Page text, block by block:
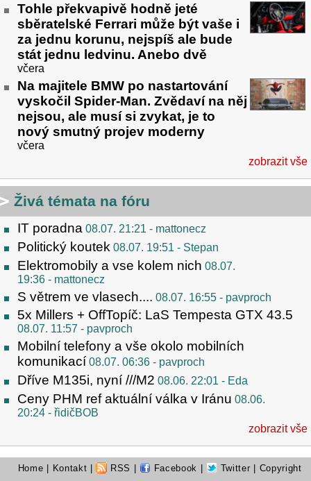
Tohle překvapivě hodně jeté
sběratelské Ferrari může být vaše i
za jednu korunu, nejspíš ale bude
stát jednu ledvinu. Anebo dvě
včera
Na majitele BMW po nastartování
vyskočil Spider-Man. Zvědaví na něj
nejsou, ale musí si zvykat, je to
nový smutný projev moderny
včera
zobrazit vše
Živá témata na fóru
IT poradna 08.07. 21:21 - mattonecz
Politický koutek 08.07. 19:51 - Stepan
Elektromobily a vse kolem nich 08.07.
19:36 - mattonecz
S větrem ve vlasech.... 08.07. 16:55 - pavproch
5x Millers + OffTopíč: LaS Tempesta GTX 43.5
08.07. 11:57 - pavproch
Mobilní telefony a vše okolo mobilních
komunikací 08.07. 06:36 - pavproch
Dříve M135i, nyní ///M2 08.06. 22:01 - Eda
Ceny PHM ref aktuální válka v Iránu 08.06.
20:24 - řidičBOB
zobrazit vše
Home | Kontakt | RSS | Facebook | Twitter | Copyright